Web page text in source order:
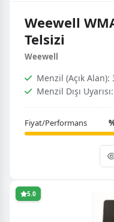
Weewell
Telsizi
Weewell
Menzil (Açık Alan):
Menzil Dışı
Fiyat/Performans
5.0